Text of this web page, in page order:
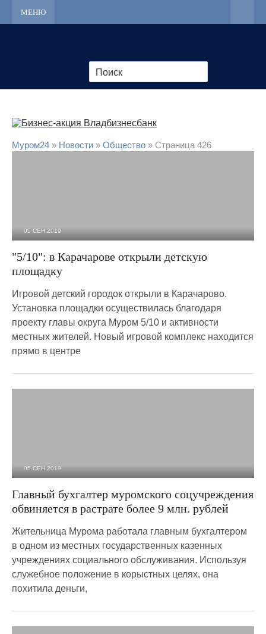
МЕНЮ
Муром24 » Новости » Общество » Страница 426
05 СЕН 2019
"5/10": в Карачарове открыли детскую
площадку
Игровой детский городок открыли в Карачарово.
Установка площадки осуществилась благодаря
проекту главы округа Муром 5/10 и активности
местных жителей. Новый игровой комплекс находится
прямо в центре
05 СЕН 2019
Главный бухгалтер муромского соцучреждения
обвиняется в растрате более 9 млн. рублей
Жительница Мурома работала главным бухгалтером
в одном из местных государственных казенных
учреждениях социального обслуживания. Используя
служебное положение в корыстных целях, она
похитила деньги,